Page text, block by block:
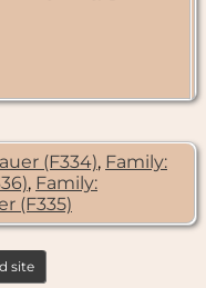
(F334), Family:
, Family:
(F335)
site